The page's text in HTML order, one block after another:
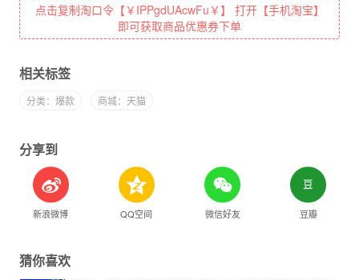
点击复制淘口令【￥IPPgdUAcwFu￥】 打开【手机淘宝】
即可获取商品优惠券下单
相关标签
分类：爆款 商城：天猫
分享到
新浪微博 QQ空间 微信好友 豆瓣
猜你喜欢